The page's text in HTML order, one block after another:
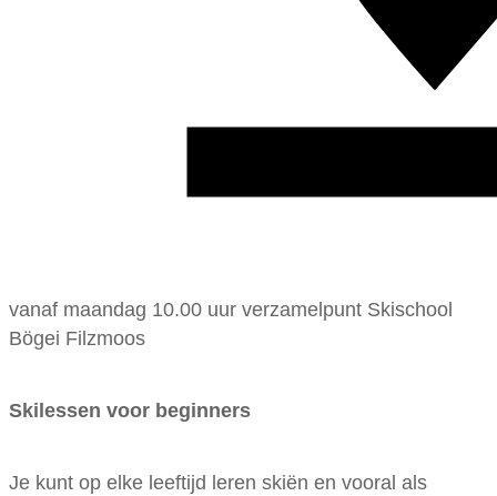
vanaf maandag 10.00 uur verzamelpunt Skischool
Bögei Filzmoos
Skilessen voor beginners
Je kunt op elke leeftijd leren skiën en vooral als